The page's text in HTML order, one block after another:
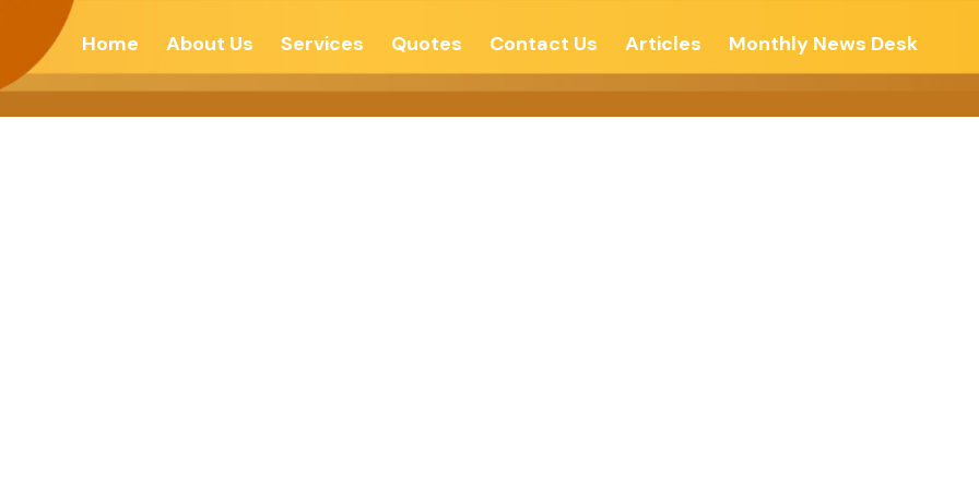
Home About Us Services Quotes Contact Us Articles Monthly News Desk